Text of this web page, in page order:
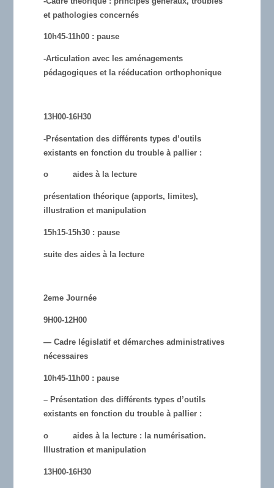
et pathologies concernés
10h45-11h00 : pause
-Articulation avec les aménagements
pédagogiques et la rééducation orthophonique
13H00-16H30
-Présentation des différents types d’outils
existants en fonction du trouble à pallier :
o aides à la lecture
présentation théorique (apports, limites),
illustration et manipulation
15h15-15h30 : pause
suite des aides à la lecture
2eme Journée
9H00-12H00
— Cadre législatif et démarches administratives
nécessaires
10h45-11h00 : pause
– Présentation des différents types d’outils
existants en fonction du trouble à pallier :
o aides à la lecture : la numérisation.
Illustration et manipulation
13H00-16H30